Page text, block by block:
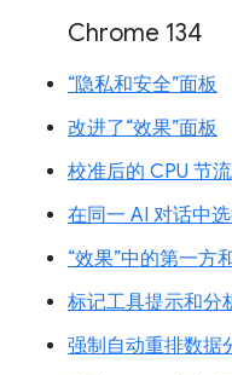
Chrome 134
“隐私和安全”面板
改进了“效果”面板
校准后的 CPU 节
在同一 AI 对话中
“效果”中的第一方
标记工具提示和分
强制自动重排数据